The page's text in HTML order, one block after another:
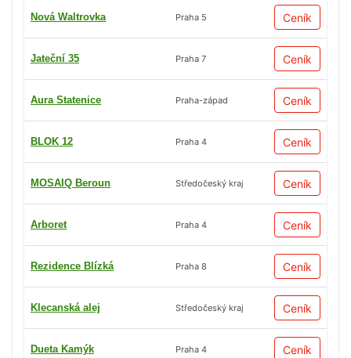
Nová Waltrovka Praha 5 Ceník
Jateční 35 Praha 7 Ceník
Aura Statenice Praha-západ Ceník
BLOK 12 Praha 4 Ceník
MOSAIQ Beroun Středočeský kraj Ceník
Arboret Praha 4 Ceník
Rezidence Blízká Praha 8 Ceník
Klecanská alej Středočeský kraj Ceník
Dueta Kamýk Praha 4 Ceník